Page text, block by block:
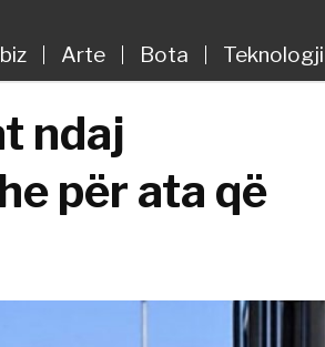
Arte Bota Teknologji
ndaj
për ata që